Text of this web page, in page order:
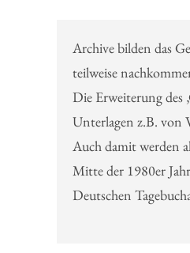
Archive bilden das
teilweise
Die Erweiterung des
Unterlagen z.B. von
Auch damit werden
Mitte der 1980er
Deutschen